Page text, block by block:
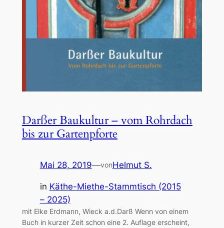
Darßer Baukultur – vom Rohrdach
bis zur Gartenpforte
Mai 28, 2019—vonHelmut S.
in Käthe-Miethe-Stammtisch (2015
– 2025)
mit Elke Erdmann, Wieck a.d.Darß Wenn von einem
Buch in kurzer Zeit schon eine 2. Auflage erscheint,